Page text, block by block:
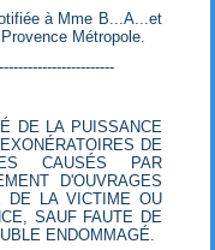
à Mme B...A...et
Métropole.
DE LA PUISSANCE
DE
CAUSÉS PAR
D'OUVRAGES
DE LA VICTIME OU
SAUF FAUTE DE
ENDOMMAGÉ.